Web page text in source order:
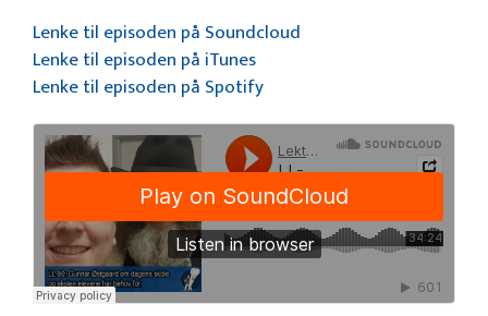
Lenke til episoden på Soundcloud
Lenke til episoden på iTunes
Lenke til episoden på Spotify